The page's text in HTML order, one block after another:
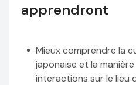
apprendront
Mieux comprendre la
japonaise et la
interactions sur le lieu